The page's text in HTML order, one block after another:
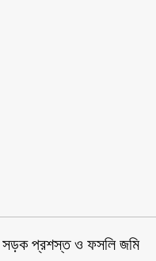
সড়ক প্রশস্ত ও ফসলি জমি